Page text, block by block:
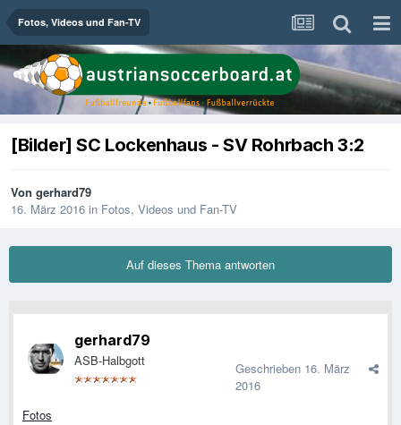
Fotos, Videos und Fan-TV
[Bilder] SC Lockenhaus - SV Rohrbach 3:2
Von gerhard79
16. März 2016 in Fotos, Videos und Fan-TV
Auf dieses Thema antworten
gerhard79
ASB-Halbgott Geschrieben 16. März
2016
Fotos